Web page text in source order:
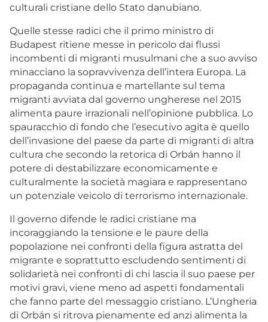
culturali cristiane dello Stato danubiano.
Quelle stesse radici che il primo ministro di
Budapest ritiene messe in pericolo dai flussi
incombenti di migranti musulmani che a suo avviso
minacciano la sopravvivenza dell’intera Europa. La
propaganda continua e martellante sul tema
migranti avviata dal governo ungherese nel 2015
alimenta paure irrazionali nell’opinione pubblica. Lo
spauracchio di fondo che l’esecutivo agita è quello
dell’invasione del paese da parte di migranti di altra
cultura che secondo la retorica di Orbán hanno il
potere di destabilizzare economicamente e
culturalmente la società magiara e rappresentano
un potenziale veicolo di terrorismo internazionale.
Il governo difende le radici cristiane ma
incoraggiando la tensione e le paure della
popolazione nei confronti della figura astratta del
migrante e soprattutto escludendo sentimenti di
solidarietà nei confronti di chi lascia il suo paese per
motivi gravi, viene meno ad aspetti fondamentali
che fanno parte del messaggio cristiano. L’Ungheria
di Orbán si ritrova pienamente ed anzi alimenta la